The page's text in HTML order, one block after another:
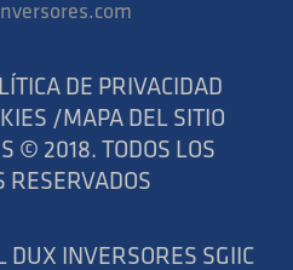
DE PRIVACIDAD
/MAPA DEL SITIO
© 2018. TODOS LOS
RESERVADOS
DUX INVERSORES SGIIC